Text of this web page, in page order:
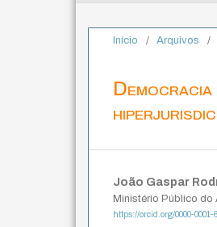
Início / Arquivos /
João Gaspar
Ministério Público do
https://orcid.org/0000-0001-